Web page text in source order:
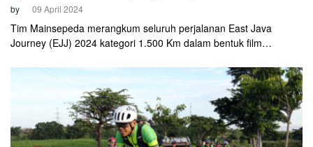
by 09 April 2024
Tim Mainsepeda merangkum seluruh perjalanan East Java
Journey (EJJ) 2024 kategori 1.500 Km dalam bentuk film
film ini berdurasi 2 jam 31 detik dan telah diunggah di kanal
Youtube Mainsepeda.